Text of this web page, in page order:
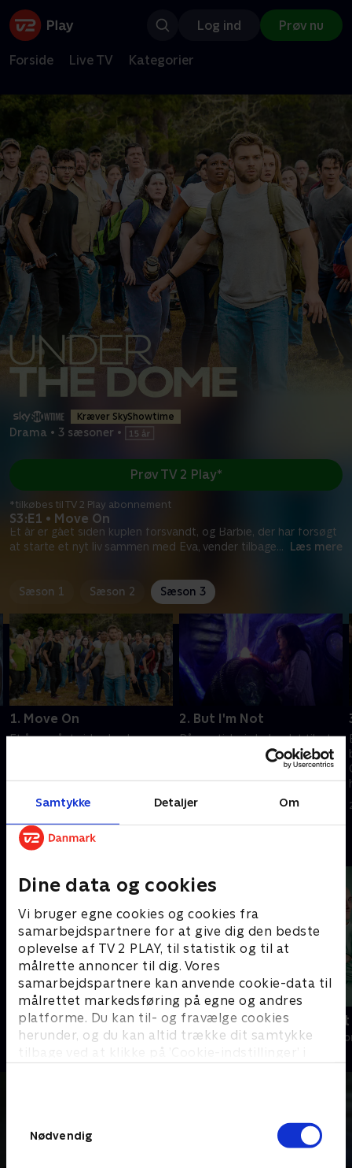
Samtykke Detaljer Om
Dine data og cookies
Vi bruger egne cookies og cookies fra
samarbejdspartnere for at give dig den bedste
oplevelse af TV 2 PLAY, til statistik og til at
målrette annoncer til dig. Vores
samarbejdspartnere kan anvende cookie-data til
målrettet markedsføring på egne og andres
platforme. Du kan til- og fravælge cookies
herunder, og du kan altid trække dit samtykke
tilbage ved at klikke på ’Cookie-indstillinger’ i
Nødvendig
Log ind Prøv nu
Forside Live TV Kategorier
Kræver SkyShowtime
Drama • 3 sæsoner •
S3:E1 • Move On
Et år er gået siden kuplen forsvandt, og Barbie, der har forsøgt
at starte et nyt liv sammen med Eva, vender tilbage... Læs mere
Prøv TV 2 Play*
*tilkøbes til TV 2 Play abonnement
Sæson 1 Sæson 2 Sæson 3
1. Move On
Et år er gået siden kuplen
sammen med Eva, vender
tilbage til Chester's Mill.
29. november 2015 • 40 min
2. But I'm Not
På mystisk vis lader det til, at
beboerne i Chester's Mill
befinder sig både i og udenfor
kuplen, men hvad og hvem kan
de stole på?
29. november 2015 • 41 min
Andre så også
Happy fucking Pride
Drama • 1 sæsoner
Fake Patient
Drama • 1